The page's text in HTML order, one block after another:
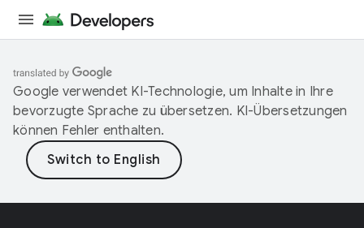
Google verwendet KI-Technologie, um Inhalte in Ihre
bevorzugte Sprache zu übersetzen. KI-Übersetzungen
können Fehler enthalten.